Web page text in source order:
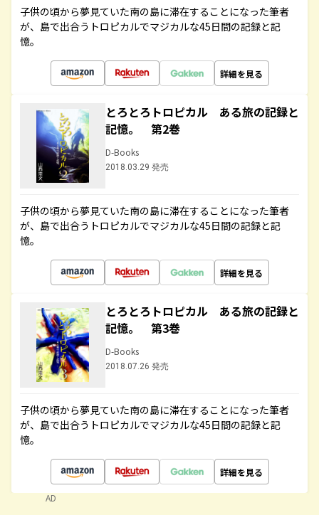
子供の頃から夢見ていた南の島に滞在することになった筆者
が、島で出合うトロピカルでマジカルな45日間の記録と記
憶。
詳細を見る
とろとろトロピカル ある旅の記録と
記憶。 第2巻
D-Books
2018.03.29 発売
子供の頃から夢見ていた南の島に滞在することになった筆者
が、島で出合うトロピカルでマジカルな45日間の記録と記
憶。
詳細を見る
とろとろトロピカル ある旅の記録と
記憶。 第3巻
D-Books
2018.07.26 発売
子供の頃から夢見ていた南の島に滞在することになった筆者
が、島で出合うトロピカルでマジカルな45日間の記録と記
憶。
詳細を見る
AD